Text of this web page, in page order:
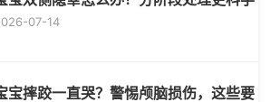
07-14
宝摔跤一直哭？警惕颅脑损伤，这些要